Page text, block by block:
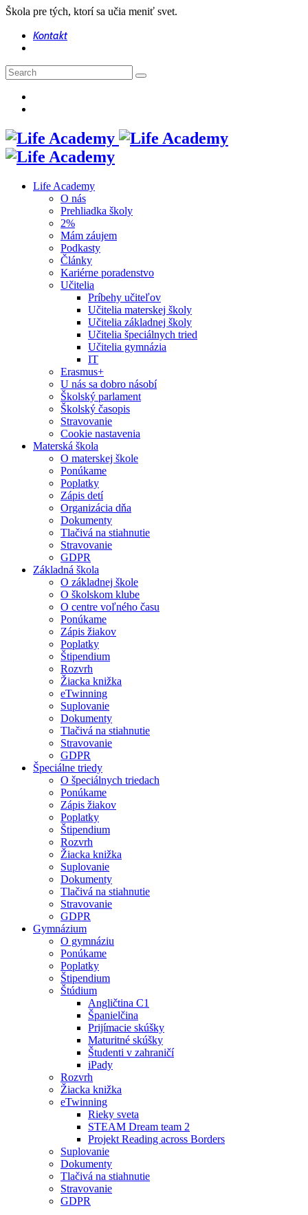
Škola pre tých, ktorí sa učia meniť svet.
Kontakt
Life Academy
O nás
Prehliadka školy
2%
Mám záujem
Podkasty
Články
Kariérne poradenstvo
Učitelia
Príbehy učiteľov
Učitelia materskej školy
Učitelia základnej školy
Učitelia špeciálnych tried
Učitelia gymnázia
IT
Erasmus+
U nás sa dobro násobí
Školský parlament
Školský časopis
Stravovanie
Cookie nastavenia
Materská škola
O materskej škole
Ponúkame
Poplatky
Zápis detí
Organizácia dňa
Dokumenty
Tlačivá na stiahnutie
Stravovanie
GDPR
Základná škola
O základnej škole
O školskom klube
O centre voľného času
Ponúkame
Zápis žiakov
Poplatky
Štipendium
Rozvrh
Žiacka knižka
eTwinning
Suplovanie
Dokumenty
Tlačivá na stiahnutie
Stravovanie
GDPR
Špeciálne triedy
O špeciálnych triedach
Ponúkame
Zápis žiakov
Poplatky
Štipendium
Rozvrh
Žiacka knižka
Suplovanie
Dokumenty
Tlačivá na stiahnutie
Stravovanie
GDPR
Gymnázium
O gymnáziu
Ponúkame
Poplatky
Štipendium
Štúdium
Angličtina C1
Španielčina
Prijímacie skúšky
Maturitné skúšky
Študenti v zahraničí
iPady
Rozvrh
Žiacka knižka
eTwinning
Rieky sveta
STEAM Dream team 2
Projekt Reading across Borders
Suplovanie
Dokumenty
Tlačivá na stiahnutie
Stravovanie
GDPR